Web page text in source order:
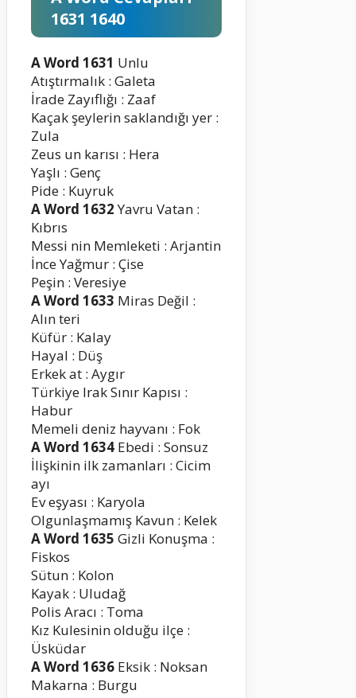
1631 1640
A Word 1631 Unlu
Atıştırmalık : Galeta
İrade Zayıflığı : Zaaf
Kaçak şeylerin saklandığı yer :
Zula
Zeus un karısı : Hera
Yaşlı : Genç
Pide : Kuyruk
A Word 1632Yavru Vatan :
Kıbrıs
Messi nin Memleketi : Arjantin
İnce Yağmur : Çise
Peşin : Veresiye
A Word 1633 Miras Değil :
Alın teri
Küfür : Kalay
Hayal : Düş
Erkek at : Aygır
Türkiye Irak Sınır Kapısı :
Habur
Memeli deniz hayvanı : Fok
A Word 1634 Ebedi : Sonsuz
İlişkinin ilk zamanları : Cicim
ayı
Ev eşyası : Karyola
Olgunlaşmamış Kavun : Kelek
A Word 1635 Gizli Konuşma :
Fiskos
Sütun : Kolon
Kayak : Uludağ
Polis Aracı : Toma
Kız Kulesinin olduğu ilçe :
Üsküdar
A Word 1636 Eksik : Noksan
Makarna : Burgu